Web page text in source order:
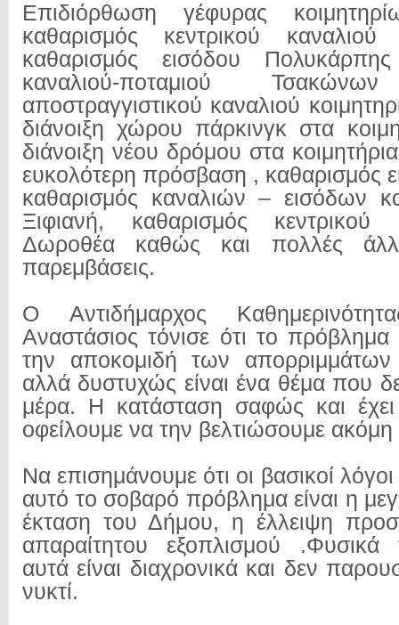
Επιδιόρθωση γέφυρας
καθαρισμός κεντρικού
καθαρισμός εισόδου
καναλιού-ποταμιού
αποστραγγιστικού καναλιού
διάνοιξη χώρου πάρκινγκ στα
διάνοιξη νέου δρόμου στα
ευκολότερη πρόσβαση , καθαρισμός
καθαρισμός καναλιών – εισόδων
Ξιφιανή, καθαρισμός κεντρικού
Δωροθέα καθώς και πολλές
παρεμβάσεις.
Ο Αντιδήμαρχος
Αναστάσιος τόνισε ότι το
την αποκομιδή των
αλλά δυστυχώς είναι ένα θέμα που
μέρα. Η κατάσταση σαφώς και έχει
οφείλουμε να την βελτιώσουμε
Να επισημάνουμε ότι οι βασικοί
αυτό το σοβαρό πρόβλημα είναι η
έκταση του Δήμου, η έλλειψη
απαραίτητου εξοπλισμού
αυτά είναι διαχρονικά και δεν
νυκτί.